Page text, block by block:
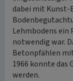
dabei mit Kunst-
Lehmbodens
notwendig war.
Betonpfählen
1966 konnte das
werden.